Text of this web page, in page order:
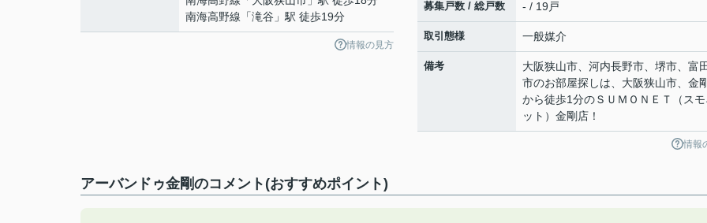
南海高野線 「滝谷 」駅 徒歩19分
情報の見方
募集戸数 / 総戸数 - / 19戸
取引態様 一般媒介
備考
大阪狭山市、河内長野市、堺市、富
市のお部屋探しは、大阪狭山市、金
から徒歩1分のＳＵＭＯＮＥＴ（スモ
ット）金剛店！
情報
アーバンドゥ金剛のコメント(おすすめポイント)